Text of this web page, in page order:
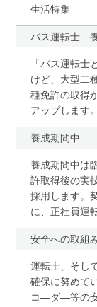
生活特集
バス運転士
「バス運転士
けど、大型二
種免許の取得
アップします。
養成期間中
養成期間中は
許取得後の実
採用します。
に、正社員運
安全への取組
運転士、そし
確保に努めて
コ―ダ―等の安